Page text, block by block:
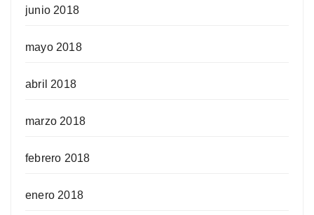
junio 2018
mayo 2018
abril 2018
marzo 2018
febrero 2018
enero 2018